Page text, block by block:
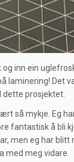
inn ein
laminering! Det
dette prosjektet.
så mykje. Eg
fantastisk å bli
men eg har
med meg vidare.